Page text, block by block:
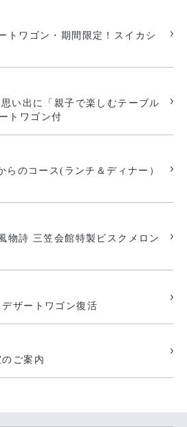
トワゴン・期間限定！スイカシ
い出に「親子で楽しむテーブル
トワゴン付
らのコース(ランチ＆ディナー）
物詩 三笠会館特製ビスクメロン
デザートワゴン復活
のご案内